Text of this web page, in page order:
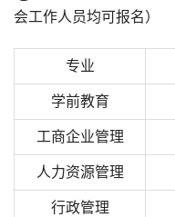
会工作人员均可报名）
专业
学前教育
工商企业管理
人力资源管理
行政管理